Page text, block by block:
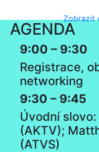
Zobrazit
AGENDA
9:00 – 9:30
Registrace,
networking
9:30 – 9:45
Úvodní
(AKTV);
(ATVS)